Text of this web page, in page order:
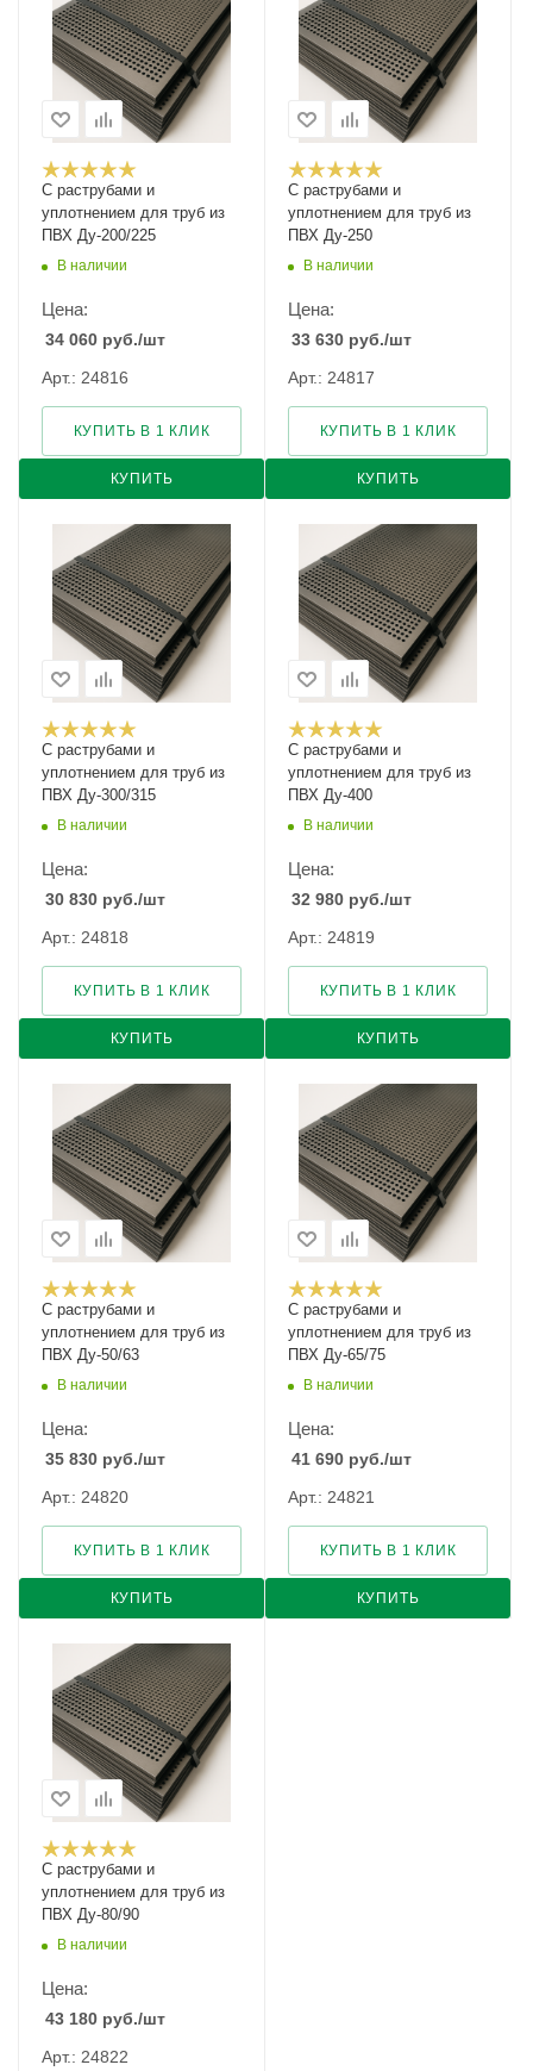
С раструбами и
уплотнением для труб из
ПВХ Ду-200/225
В наличии
Цена:
34 060 руб./шт
Арт.: 24816
КУПИТЬ
КУПИТЬ В 1 КЛИК
С раструбами и
уплотнением для труб из
ПВХ Ду-250
В наличии
Цена:
33 630 руб./шт
Арт.: 24817
КУПИТЬ
КУПИТЬ В 1 КЛИК
С раструбами и
уплотнением для труб из
ПВХ Ду-300/315
В наличии
Цена:
30 830 руб./шт
Арт.: 24818
КУПИТЬ
КУПИТЬ В 1 КЛИК
С раструбами и
уплотнением для труб из
ПВХ Ду-400
В наличии
Цена:
32 980 руб./шт
Арт.: 24819
КУПИТЬ
КУПИТЬ В 1 КЛИК
С раструбами и
уплотнением для труб из
ПВХ Ду-50/63
В наличии
Цена:
35 830 руб./шт
Арт.: 24820
КУПИТЬ
КУПИТЬ В 1 КЛИК
С раструбами и
уплотнением для труб из
ПВХ Ду-65/75
В наличии
Цена:
41 690 руб./шт
Арт.: 24821
КУПИТЬ
КУПИТЬ В 1 КЛИК
С раструбами и
уплотнением для труб из
ПВХ Ду-80/90
В наличии
Цена:
43 180 руб./шт
Арт.: 24822